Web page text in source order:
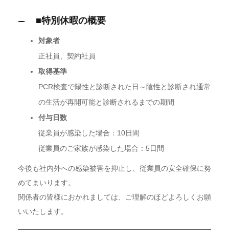
■特別休暇の概要
対象者
正社員、契約社員
取得基準
PCR検査で陽性と診断された日～陰性と診断され通常
の生活が再開可能と診断されるまでの期間
付与日数
従業員が感染した場合：10日間
従業員のご家族が感染した場合：5日間
今後も社内外への感染被害を抑止し、従業員の安全確保に努
めてまいります。
関係者の皆様におかれましては、ご理解のほどよろしくお願
いいたします。